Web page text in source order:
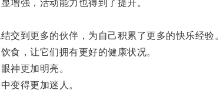
强，活动能力也得到了提升。
到更多的伙伴，为自己积累了更多的快乐经验。
，让它们拥有更好的健康状况。
神更加明亮。
变得更加迷人。